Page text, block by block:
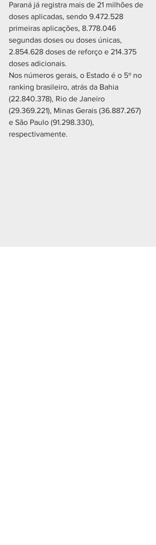
Paraná já registra mais de 21 milhões de
doses aplicadas, sendo 9.472.528
primeiras aplicações, 8.778.046
segundas doses ou doses únicas,
2.854.628 doses de reforço e 214.375
doses adicionais.
Nos números gerais, o Estado é o 5º no
ranking brasileiro, atrás da Bahia
(22.840.378), Rio de Janeiro
(29.369.221), Minas Gerais (36.887.267)
e São Paulo (91.298.330),
respectivamente.